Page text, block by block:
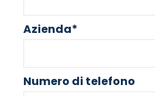
Azienda*
Numero di telefono